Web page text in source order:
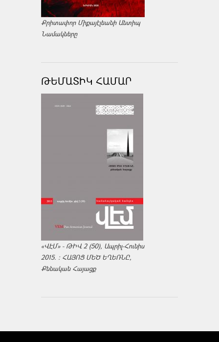
Քրիտափոր Միքայէլեանի Անտիպ
Նամակները
ԹԵՄԱՏԻԿ ՀԱՄԱՐ
«ՎԷՄ» - ԹԻՎ 2 (50), Ապրիլ-Հունիս
2015. : ՀԱՅՈՑ ՄԵԾ ԵՂԵՌՆԸ,
Քննական Հայացք